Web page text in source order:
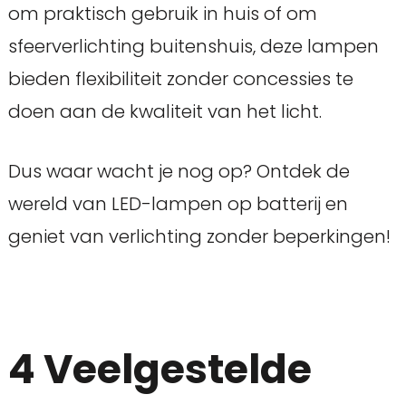
om praktisch gebruik in huis of om
sfeerverlichting buitenshuis, deze lampen
bieden flexibiliteit zonder concessies te
doen aan de kwaliteit van het licht.
Dus waar wacht je nog op? Ontdek de
wereld van LED-lampen op batterij en
geniet van verlichting zonder beperkingen!
4 Veelgestelde